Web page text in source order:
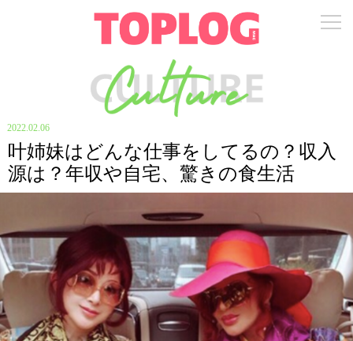
2022.02.06
叶姉妹はどんな仕事をしてるの？収入
源は？年収や自宅、驚きの食生活